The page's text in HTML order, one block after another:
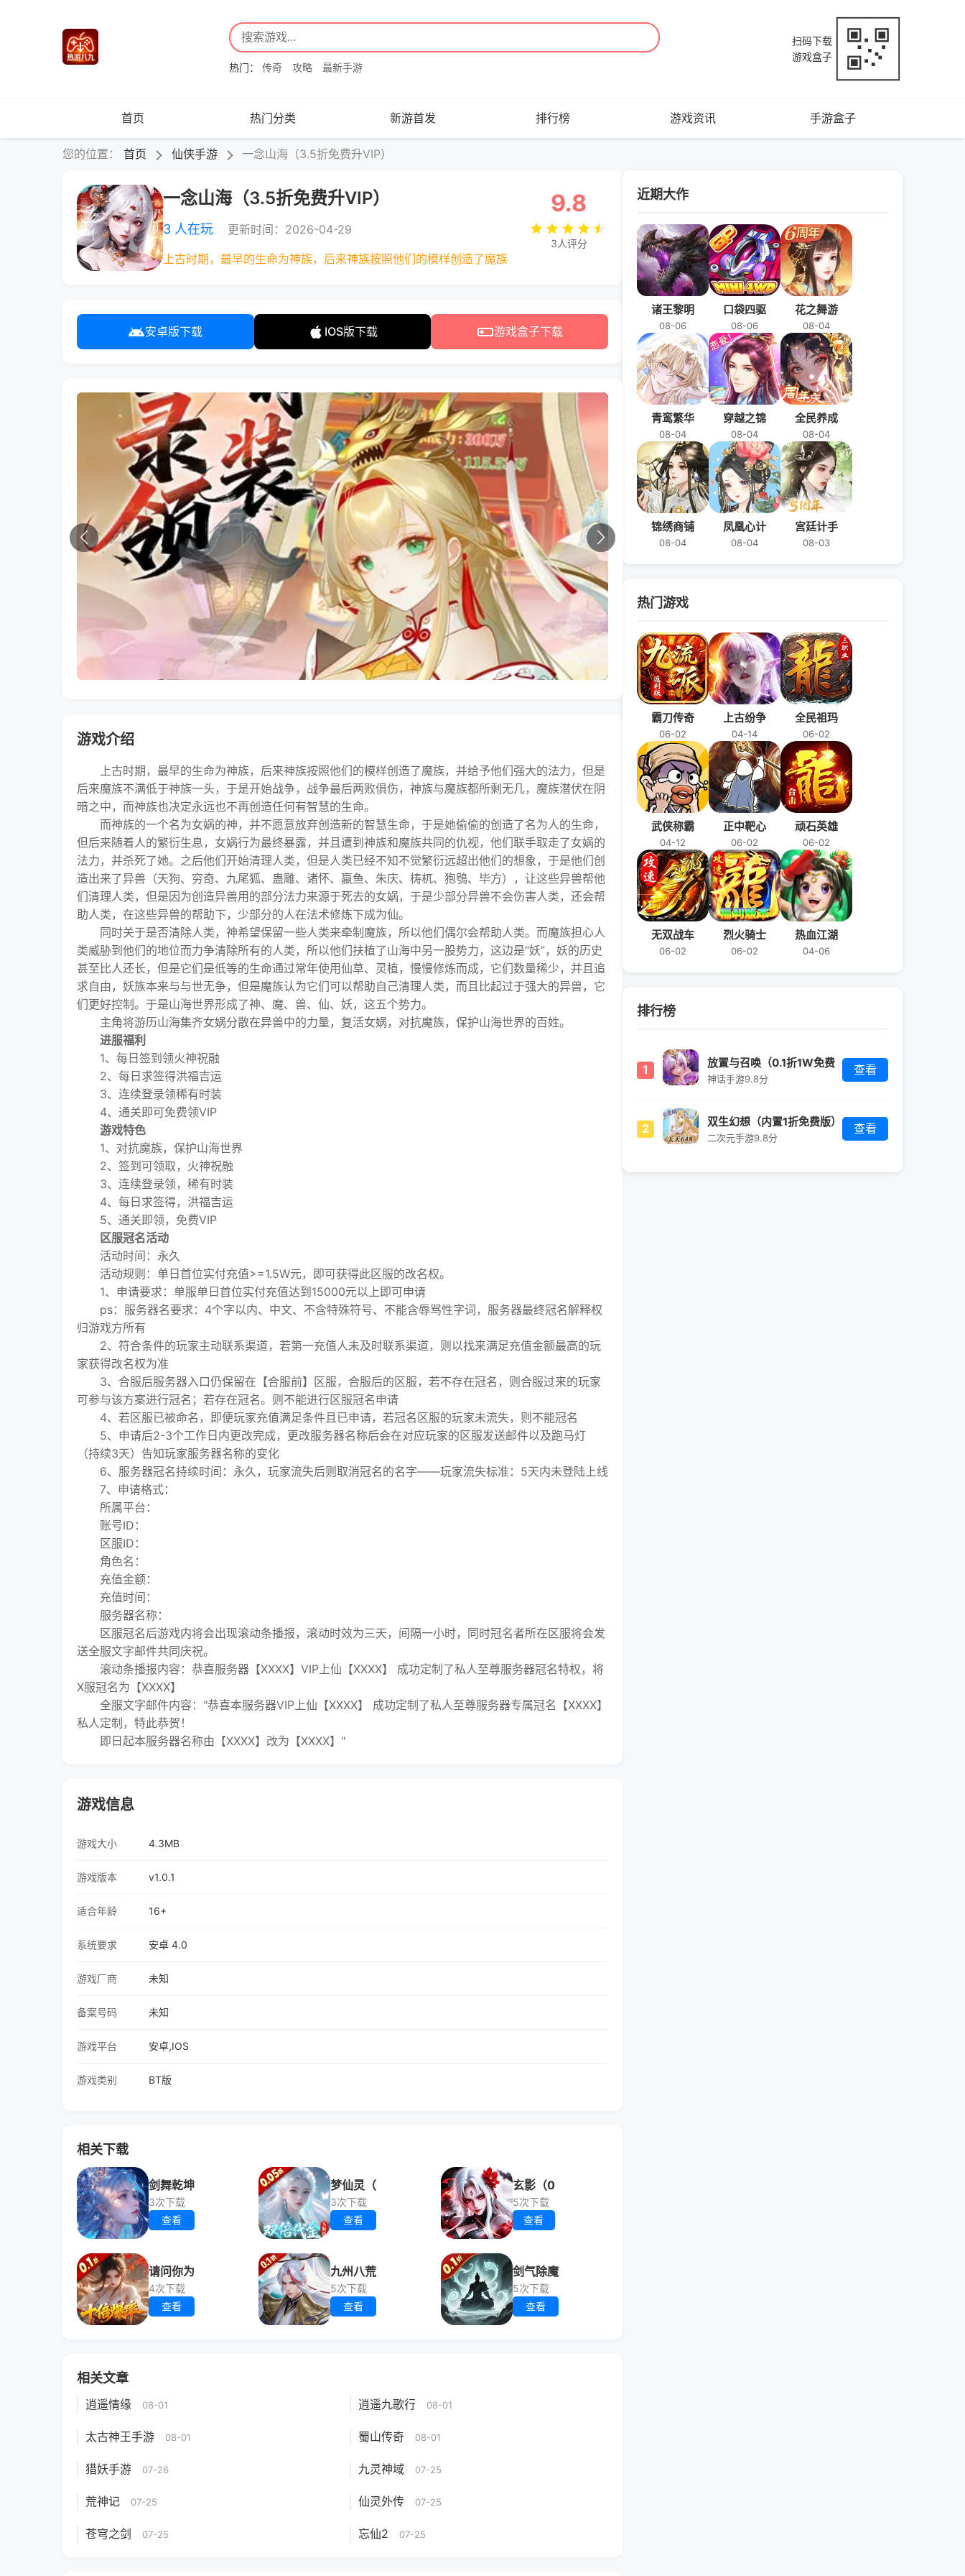
热门： 传奇 攻略 最新手游
扫码下载
游戏盒子
首页 热门分类 新游首发 排行榜 游戏资讯 手游盒子
您的位置： 首页 仙侠手游 一念山海（3.5折免费升VIP）
一念山海（3.5折免费升VIP）
3 人在玩 更新时间：2026-04-29
上古时期，最早的生命为神族，后来神族按照他们的模样创造了魔族
9.8
3人评分
安卓版下载 IOS版下载 游戏盒子下载
游戏介绍
上古时期，最早的生命为神族，后来神族按照他们的模样创造了魔族，并给予他们强大的法力，但是
后来魔族不满低于神族一头，于是开始战争，战争最后两败俱伤，神族与魔族都所剩无几，魔族潜伏在阴
暗之中，而神族也决定永远也不再创造任何有智慧的生命。
而神族的一个名为女娲的神，并不愿意放弃创造新的智慧生命，于是她偷偷的创造了名为人的生命，
但后来随着人的繁衍生息，女娲行为最终暴露，并且遭到神族和魔族共同的仇视，他们联手取走了女娲的
法力，并杀死了她。之后他们开始清理人类，但是人类已经不知不觉繁衍远超出他们的想象，于是他们创
造出来了异兽（天狗、穷奇、九尾狐、蛊雕、诸怀、蠃鱼、朱庆、梼杌、狍鴞、毕方），让这些异兽帮他
们清理人类，但是因为创造异兽用的部分法力来源于死去的女娲，于是少部分异兽不会伤害人类，还会帮
助人类，在这些异兽的帮助下，少部分的人在法术修炼下成为仙。
同时关于是否清除人类，神希望保留一些人类来牵制魔族，所以他们偶尔会帮助人类。而魔族担心人
类威胁到他们的地位而力争清除所有的人类，所以他们扶植了山海中另一股势力，这边是“妖”，妖的历史
甚至比人还长，但是它们是低等的生命通过常年使用仙草、灵植，慢慢修炼而成，它们数量稀少，并且追
求自由，妖族本来与与世无争，但是魔族认为它们可以帮助自己清理人类，而且比起过于强大的异兽，它
们更好控制。于是山海世界形成了神、魔、兽、仙、妖，这五个势力。
主角将游历山海集齐女娲分散在异兽中的力量，复活女娲，对抗魔族，保护山海世界的百姓。
进服福利
1、每日签到领火神祝融
2、每日求签得洪福吉运
3、连续登录领稀有时装
4、通关即可免费领VIP
游戏特色
1、对抗魔族，保护山海世界
2、签到可领取，火神祝融
3、连续登录领，稀有时装
4、每日求签得，洪福吉运
5、通关即领，免费VIP
区服冠名活动
活动时间：永久
活动规则：单日首位实付充值>=1.5W元，即可获得此区服的改名权。
1、申请要求：单服单日首位实付充值达到15000元以上即可申请
ps：服务器名要求：4个字以内、中文、不含特殊符号、不能含辱骂性字词，服务器最终冠名解释权
归游戏方所有
2、符合条件的玩家主动联系渠道，若第一充值人未及时联系渠道，则以找来满足充值金额最高的玩
家获得改名权为准
3、合服后服务器入口仍保留在【合服前】区服，合服后的区服，若不存在冠名，则合服过来的玩家
可参与该方案进行冠名；若存在冠名。则不能进行区服冠名申请
4、若区服已被命名，即便玩家充值满足条件且已申请，若冠名区服的玩家未流失，则不能冠名
5、申请后2-3个工作日内更改完成，更改服务器名称后会在对应玩家的区服发送邮件以及跑马灯
（持续3天）告知玩家服务器名称的变化
6、服务器冠名持续时间：永久，玩家流失后则取消冠名的名字——玩家流失标准：5天内未登陆上线
7、申请格式：
所属平台：
账号ID：
区服ID：
角色名：
充值金额：
充值时间：
服务器名称：
区服冠名后游戏内将会出现滚动条播报，滚动时效为三天，间隔一小时，同时冠名者所在区服将会发
送全服文字邮件共同庆祝。
滚动条播报内容：恭喜服务器【XXXX】VIP上仙【XXXX】 成功定制了私人至尊服务器冠名特权，将
X服冠名为【XXXX】
全服文字邮件内容："恭喜本服务器VIP上仙【XXXX】 成功定制了私人至尊服务器专属冠名【XXXX】
私人定制，特此恭贺！
即日起本服务器名称由【XXXX】改为【XXXX】"
游戏信息
游戏大小 4.3MB
游戏版本 v1.0.1
适合年龄 16+
系统要求 安卓 4.0
游戏厂商 未知
备案号码 未知
游戏平台 安卓,IOS
游戏类别 BT版
相关下载
剑舞乾坤
3次下载
查看
梦仙灵（
3次下载
查看
玄影（0
5次下载
查看
请问你为
4次下载
查看
九州八荒
5次下载
查看
剑气除魔
5次下载
查看
相关文章
逍遥情缘 08-01 逍遥九歌行 08-01
太古神王手游 08-01 蜀山传奇 08-01
猎妖手游 07-26 九灵神域 07-25
荒神记 07-25 仙灵外传 07-25
苍穹之剑 07-25 忘仙2 07-25
近期大作
诸王黎明
08-06
口袋四驱
08-06
花之舞游
08-04
青鸾繁华
08-04
穿越之锦
08-04
全民养成
08-04
锦绣商铺
08-04
凤凰心计
08-04
宫廷计手
08-03
热门游戏
霸刀传奇
06-02
上古纷争
04-14
全民祖玛
06-02
武侠称霸
04-12
正中靶心
06-02
顽石英雄
06-02
无双战车
06-02
烈火骑士
06-02
热血江湖
04-06
排行榜
1
放置与召唤（0.1折1W免费
版）
神话手游9.8分
查看
2 双生幻想（内置1折免费版）
二次元手游9.8分
查看